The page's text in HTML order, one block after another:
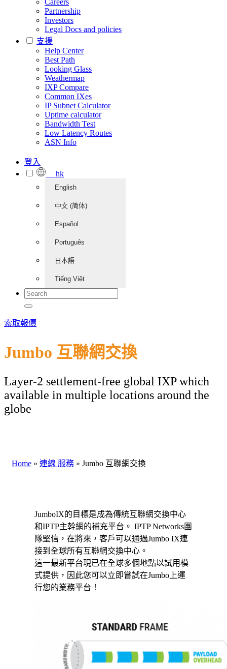
Careers
Partnership
Investors
Legal Docs and policies
支援
Help Center
Best Path
Looking Glass
Weathermap
IXP Compare
Common IXes
IP Subnet Calculator
Uptime calculator
Bandwidth Test
Low Latency Routes
ASN Info
登入
hk
English
中文 (简体)
Español
Português
日本語
Tiếng Việt
索取報價
Jumbo 互聯網交換
Layer-2 settlement-free global IXP which
available in multiple locations around the
globe
Home » 連線 服務 » Jumbo 互聯網交換
JumboIX的目標是成為傳統互聯網交換中心
和IPTP主幹網的補充平台。 IPTP Networks團
隊堅信，在將來，客戶可以通過Jumbo IX連
接到全球所有互聯網交換中心。
這一最新平台現已在全球多個地點以試用模
式提供，因此您可以立即嘗試在Jumbo上運
行您的業務平台！